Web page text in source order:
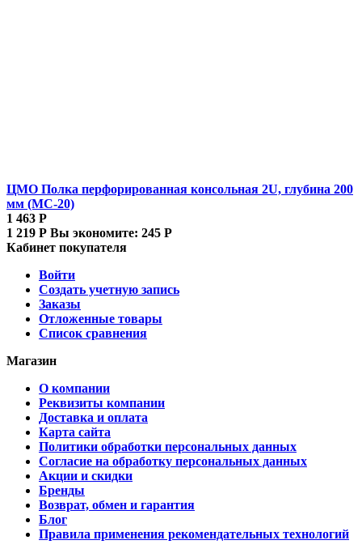
ЦМО Полка перфорированная консольная 2U, глубина 200
мм (МС-20)
1 463 Р
1 219 Р Вы экономите: 245 Р
Кабинет покупателя
Войти
Создать учетную запись
Заказы
Отложенные товары
Список сравнения
Магазин
О компании
Реквизиты компании
Доставка и оплата
Карта сайта
Политики обработки персональных данных
Согласие на обработку персональных данных
Акции и скидки
Бренды
Возврат, обмен и гарантия
Блог
Правила применения рекомендательных технологий